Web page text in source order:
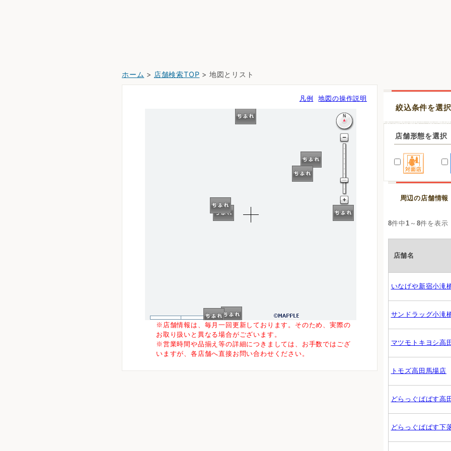
ホーム > 店舗検索TOP > 地図とリスト
凡例 地図の操作説明
500m
※店舗情報は、毎月一回更新しております。そのため、実際の
お取り扱いと異なる場合がございます。
※営業時間や品揃え等の詳細につきましては、お手数ではござ
いますが、各店舗へ直接お問い合わせください。
絞込条件を選
店舗形態を選択
周辺の店舗情報
8件中 1 ～ 8件を表示
店舗名
いなげや新宿小滝
サンドラッグ小滝
マツモトキヨシ高
トモズ高田馬場店
どらっぐぱぱす高
どらっぐぱぱす下